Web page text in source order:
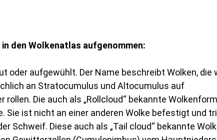
den Wolkenatlas aufgenommen:
oder aufgewühlt. Der Name beschreibt Wolken,
an Stratocumulus und Altocumulus auf
rollen. Die auch als „Rollcloud“ bekannte
Sie ist nicht an einer anderen Wolke befestigt
Schweif. Diese auch als „Tail cloud“ bekannte